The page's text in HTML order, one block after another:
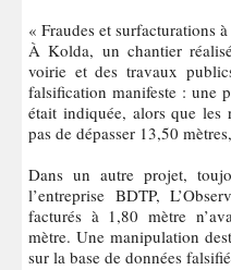
« Fraudes et surfacturations
À Kolda, un chantier
voirie et des travaux
falsification manifeste : une
était indiquée, alors que les
pas de dépasser 13,50
Dans un autre projet,
l’entreprise BDTP,
facturés à 1,80 mètre
mètre. Une manipulation
sur la base de données